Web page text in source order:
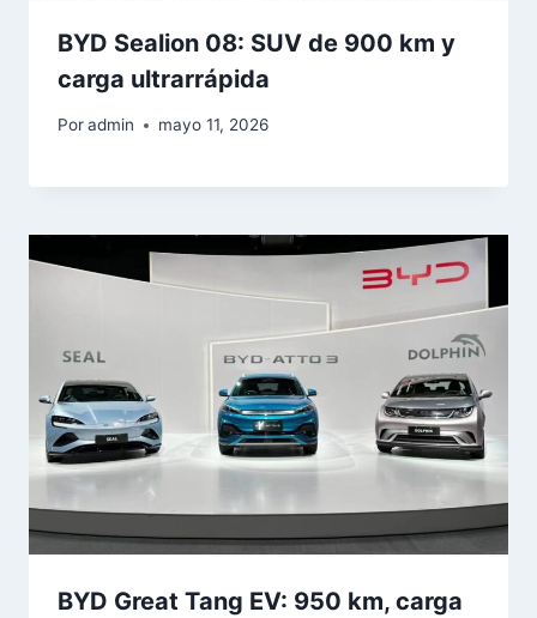
BYD Sealion 08: SUV de 900 km y
carga ultrarrápida
Poradmin mayo 11, 2026
BYD Great Tang EV: 950 km, carga